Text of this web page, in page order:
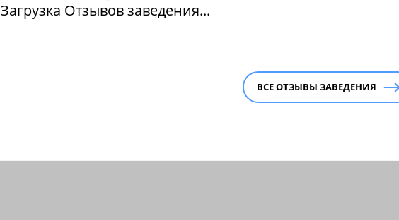
Загрузка Отзывов заведения...
ВСЕ ОТЗЫВЫ ЗАВЕДЕНИЯ